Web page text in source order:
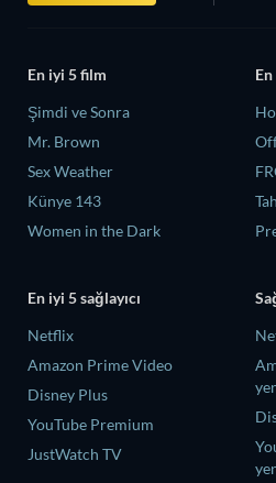
En iyi 5 film
Şimdi ve Sonra
Mr. Brown
Sex Weather
Künye 143
Women in the Dark
En iyi 5 sağlayıcı
Netflix
Amazon Prime Video
Disney Plus
YouTube Premium
JustWatch TV